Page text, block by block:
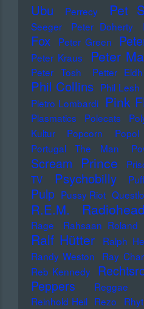
Ubu
Perrecy Pet
Seeger
Peter Doherty
Fox
Peter Green
Peter Kraus
Peter
Peter Tosh
Petter Eldh
Phil Collins Phil Lesh
Pietro Lombardi
Pink
Plasmatics
Polecats
Kultur
Popcorn
Portugal The Man
Scream
Prince
TV
Psychobilly
Pulp Pussy Riot
R.E.M. Radiohead
Rage Rahsaan Roland
Ralf Hütter Ralph
Randy Weston Ray
Reb Kennedy
Peppers
Reggae
Reinhold Heil Rezo